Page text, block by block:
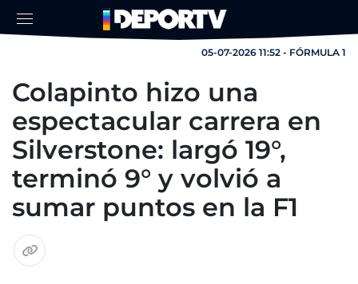
05-07-2026 11:52 - FÓRMULA 1
Colapinto hizo una
espectacular carrera en
Silverstone: largó 19°,
terminó 9° y volvió a
sumar puntos en la F1